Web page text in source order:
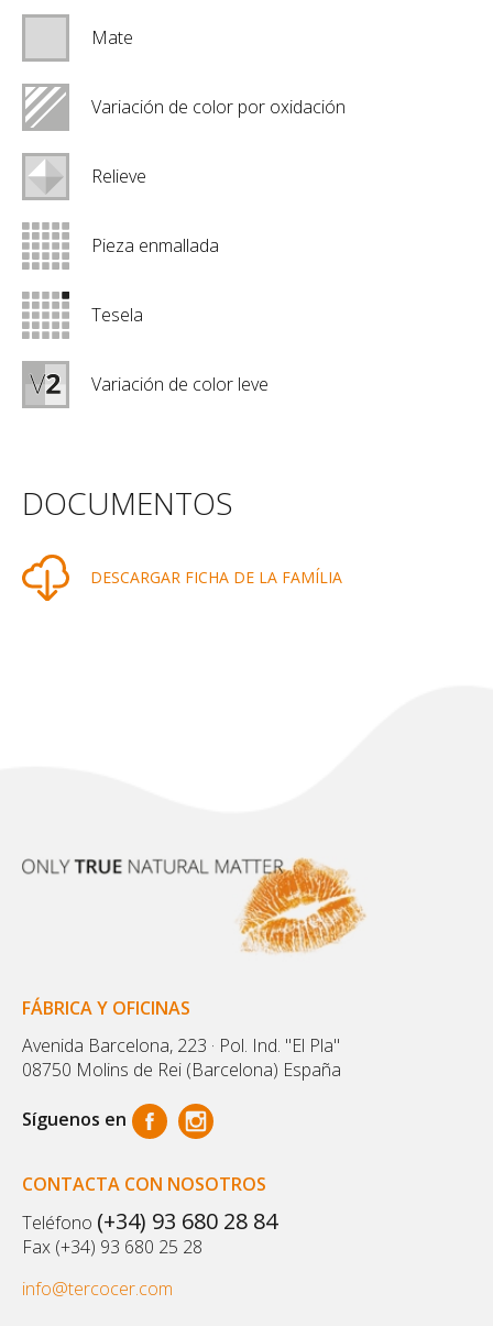
Mate
Variación de color por oxidación
Relieve
Pieza enmallada
Tesela
Variación de color leve
DOCUMENTOS
DESCARGAR FICHA DE LA FAMÍLIA
FÁBRICA Y OFICINAS
Avenida Barcelona, 223 · Pol. Ind. "El Pla"
08750 Molins de Rei (Barcelona) España
Síguenos en
CONTACTA CON NOSOTROS
Teléfono (+34) 93 680 28 84
Fax (+34) 93 680 25 28
info@tercocer.com